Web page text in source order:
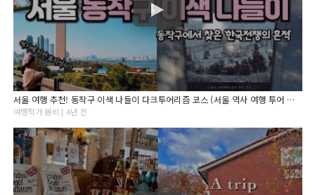
서울 여행 추천! 동작구 이색 나들이 다크투어리즘 코스 (서울 역사 여행 투어 코스)
여행작가 봄비 | 4년 전